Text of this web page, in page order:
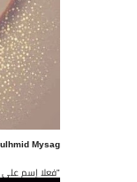
Mysag
"فعلا إسم